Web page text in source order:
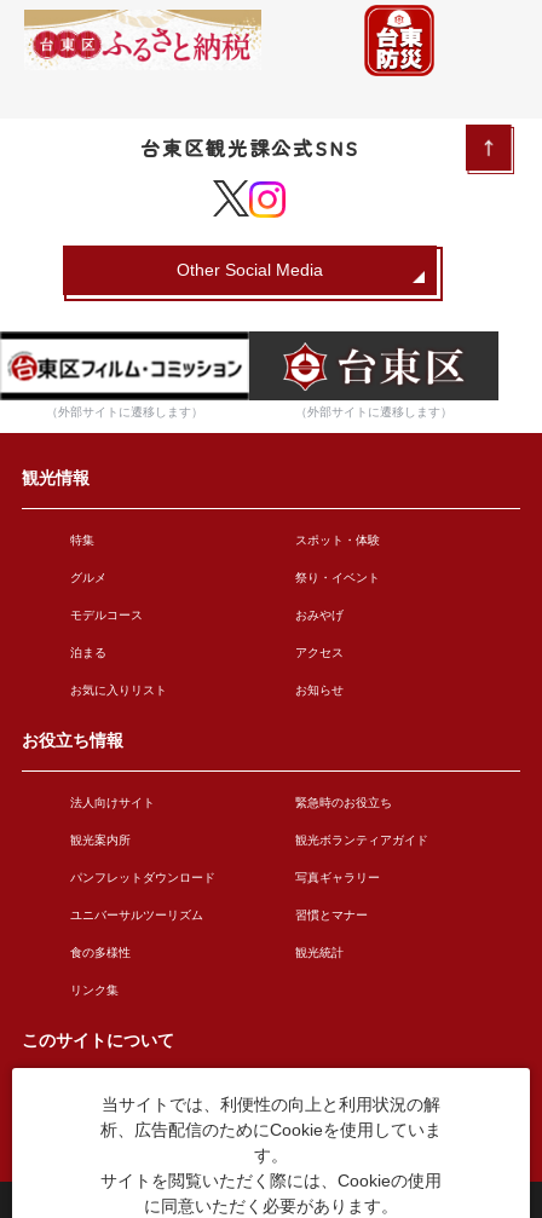
台東区観光課公式SNS
Other Social Media
（外部サイトに遷移します） （外部サイトに遷移します）
観光情報
特集 スポット・体験
グルメ 祭り・イベント
モデルコース おみやげ
泊まる アクセス
お気に入りリスト お知らせ
お役立ち情報
法人向けサイト 緊急時のお役立ち
観光案内所 観光ボランティアガイド
パンフレットダウンロード 写真ギャラリー
ユニバーサルツーリズム 習慣とマナー
食の多様性 観光統計
リンク集
このサイトについて
このサイトについて 広告掲載について
お問い合わせ
台東区役所観光課
当サイトでは、利便性の向上と利用状況の解
析、広告配信のためにCookieを使用していま
す。
サイトを閲覧いただく際には、Cookieの使用
に同意いただく必要があります。